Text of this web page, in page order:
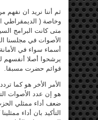
ثم أننا نريد ان
وخاصة ( الديمقراطي
متى كانت البرامج
الأصوات في مجلسنا
أسماء سواء في
يرشحوا أصلا أنفسهم
قوائم حضرت مسبقا.
الأمر الأخر هو كما
هو إن عدد الأصوات
ضعف أداء ممثلي
التأكيد بان أداء